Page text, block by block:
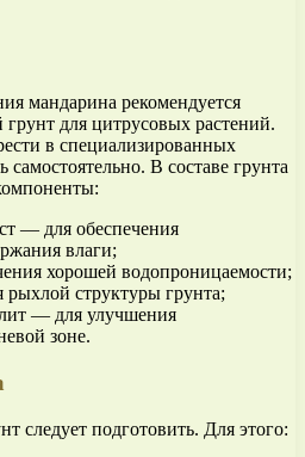
мандарина рекомендуется
для цитрусовых растений.
в специализированных
В составе грунта
— для обеспечения
влаги;
хорошей водопроницаемости;
структуры грунта;
— для улучшения
зоне.
следует подготовить. Для этого: